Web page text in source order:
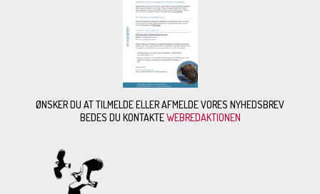
ØNSKER DU AT TILMELDE ELLER AFMELDE VORES NYHEDSBREV
BEDES DU KONTAKTEWEBREDAKTIONEN